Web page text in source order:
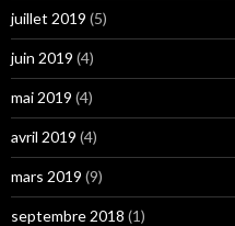
juillet 2019 (5)
juin 2019 (4)
mai 2019 (4)
avril 2019 (4)
mars 2019 (9)
septembre 2018 (1)